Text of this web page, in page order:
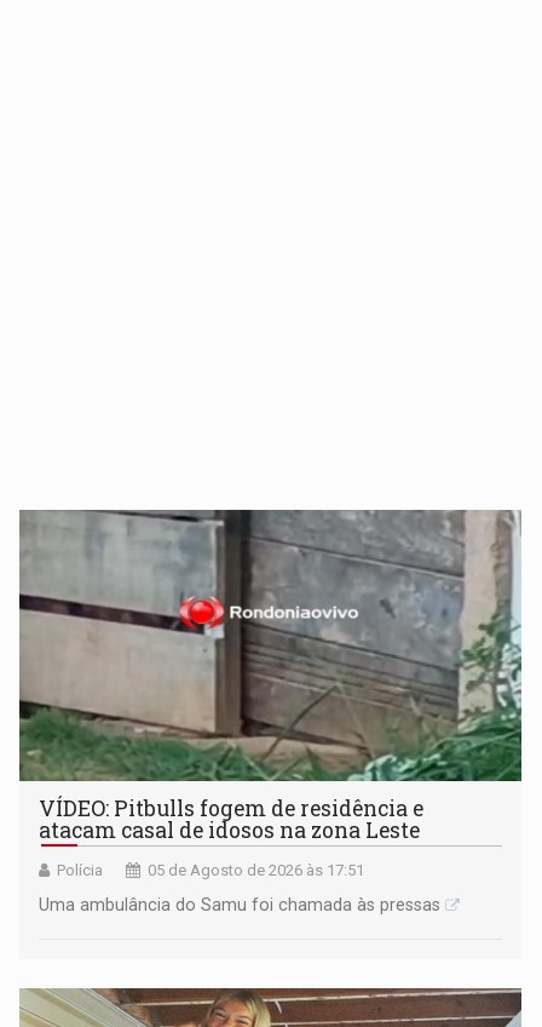
VÍDEO: Pitbulls fogem de residência e
atacam casal de idosos na zona Leste
Polícia 05 de Agosto de 2026 às 17:51
Uma ambulância do Samu foi chamada às pressas